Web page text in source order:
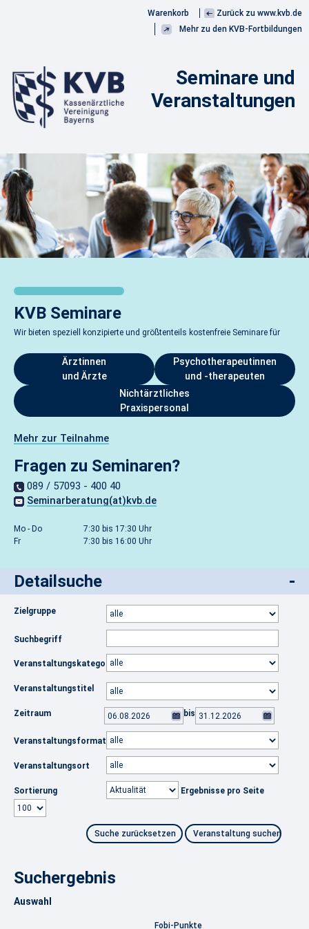
Warenkorb
Zurück zu www.kvb.de
Mehr zu den KVB-Fortbildungen
Seminare und
Veranstaltungen
KVB Seminare
Wir bieten speziell konzipierte und größtenteils kostenfreie Seminare für
Ärztinnen
und Ärzte
Psychotherapeutinnen
und -therapeuten
Nichtärztliches
Praxispersonal
Mehr zur Teilnahme
Fragen zu Seminaren?
089 / 57093 - 400 40
Seminarberatung(at)kvb.de
Mo - Do
7:30 bis 17:30 Uhr
Fr
7:30 bis 16:00 Uhr
Detailsuche -
Zielgruppe
Suchbegriff
Veranstaltungskategorie
Veranstaltungstitel
Zeitraum bis
Veranstaltungsformat
Veranstaltungsort
Sortierung Ergebnisse pro Seite
Suchergebnis
Auswahl
Fobi-Punkte